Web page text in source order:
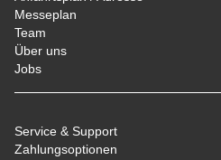
Messeplan
Team
Über uns
Jobs
Service & Support
Zahlungsoptionen